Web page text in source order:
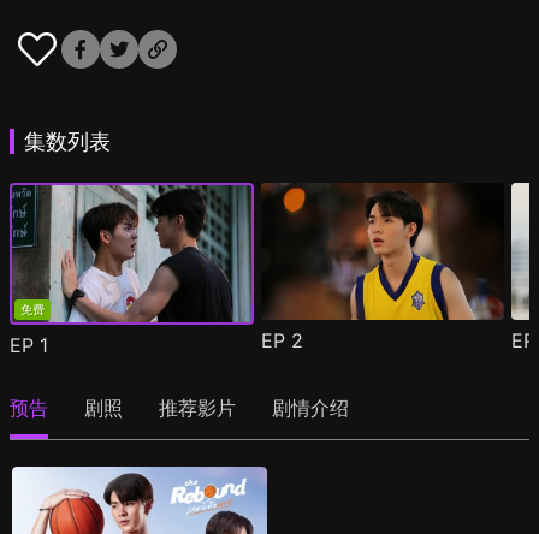
集数列表
免费
EP 1 EP 2
预告 剧照 推荐影片 剧情介绍